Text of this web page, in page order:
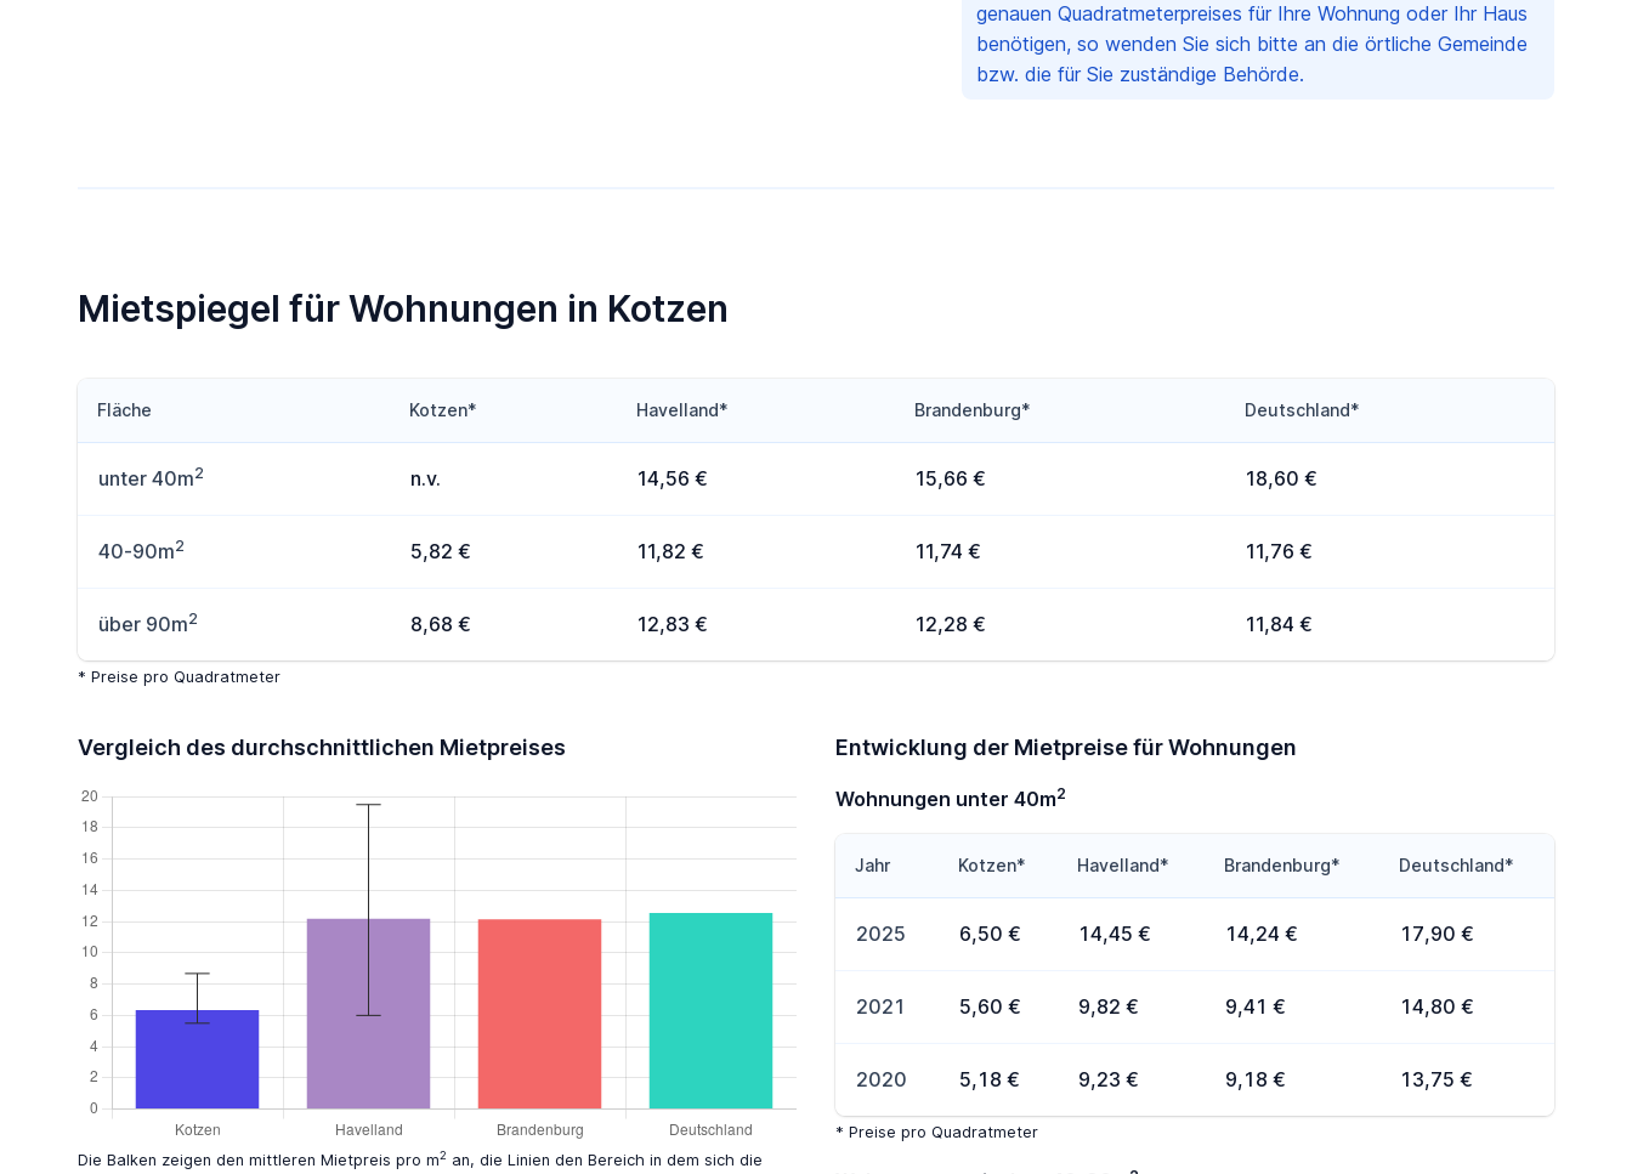
genauen Quadratmeterpreises für Ihre Wohnung oder Ihr Haus
benötigen, so wenden Sie sich bitte an die örtliche Gemeinde
bzw. die für Sie zuständige Behörde.
Mietspiegel für Wohnungen in Kotzen
Fläche Kotzen* Havelland* Brandenburg* Deutschland*
unter 40m2 n.v. 14,56 € 15,66 € 18,60 €
40-90m2 5,82 € 11,82 € 11,74 € 11,76 €
über 90m2 8,68 € 12,83 € 12,28 € 11,84 €
* Preise pro Quadratmeter
Vergleich des durchschnittlichen Mietpreises
Die Balken zeigen den mittleren Mietpreis pro m2 an, die Linien den Bereich in dem sich die
Entwicklung der Mietpreise für Wohnungen
Wohnungen unter 40m2
Jahr Kotzen* Havelland* Brandenburg* Deutschland*
2025 6,50 € 14,45 € 14,24 € 17,90 €
2021 5,60 € 9,82 € 9,41 € 14,80 €
2020 5,18 € 9,23 € 9,18 € 13,75 €
* Preise pro Quadratmeter